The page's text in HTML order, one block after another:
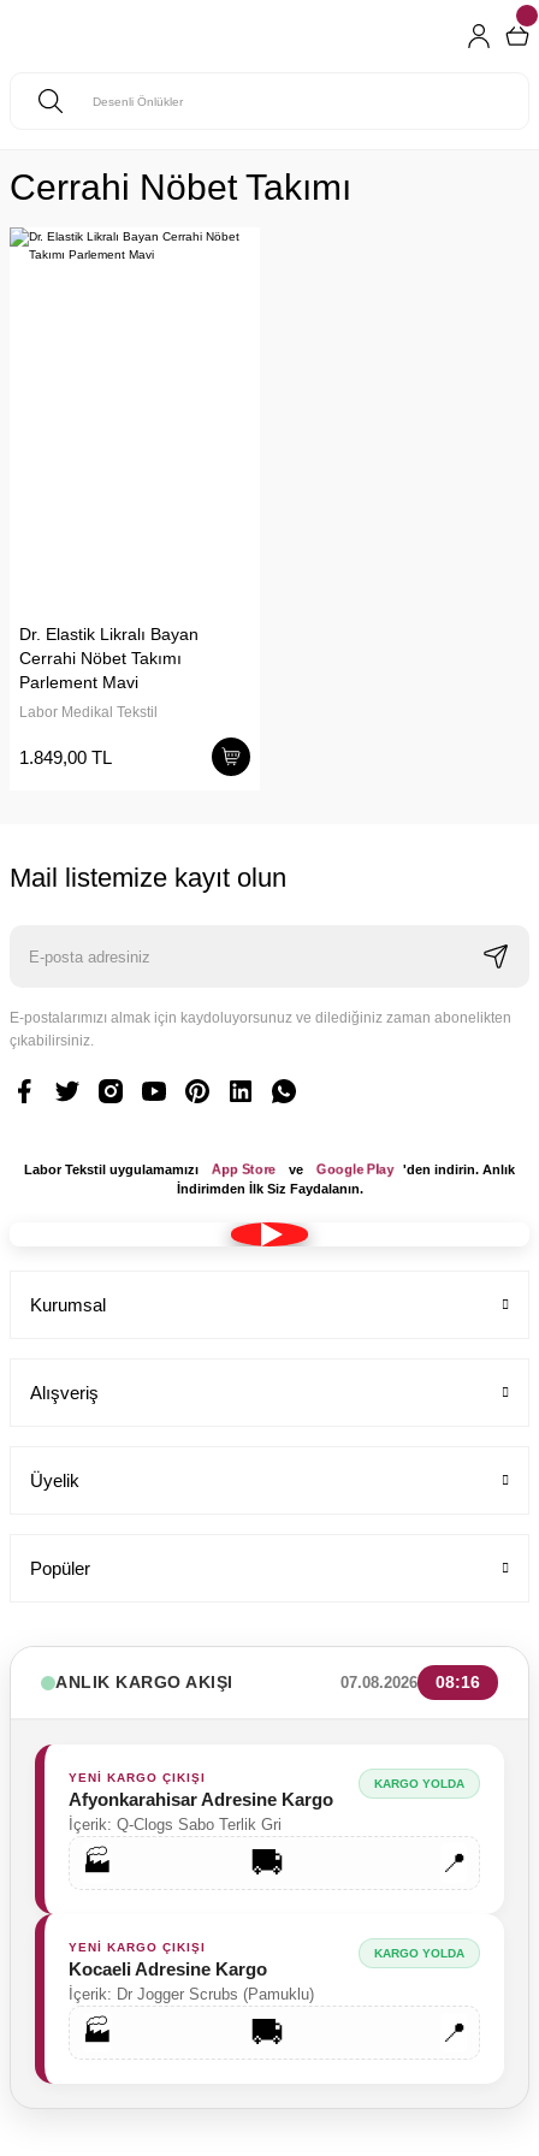
Cerrahi Nöbet Takımı
Dr. Elastik Likralı Bayan
Cerrahi Nöbet Takımı
Parlement Mavi
Labor Medikal Tekstil
1.849,00 TL
Mail listemize kayıt olun
E-postalarımızı almak için kaydoluyorsunuz ve dilediğiniz zaman abonelikten
çıkabilirsiniz.
Labor Tekstil uygulamamızı App Store ve Google Play
'den indirin. Anlık
İndirimden İlk Siz Faydalanın.
Kurumsal
Alışveriş
Üyelik
Popüler
ANLIK KARGO AKIŞI 07.08.2026 08:16
YENİ KARGO ÇIKIŞI
Afyonkarahisar Adresine Kargo
İçerik: Q-Clogs Sabo Terlik Gri
KARGO YOLDA
🏭 🚚 📍
YENİ KARGO ÇIKIŞI
Kocaeli Adresine Kargo
İçerik: Dr Jogger Scrubs (Pamuklu)
KARGO YOLDA
🏭 🚚 📍